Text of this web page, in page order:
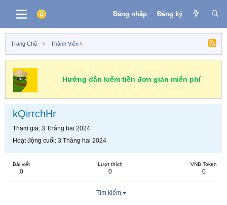
Đăng nhập Đăng ký
Trang Chủ Thành Viên
Hướng dẫn kiếm tiền đơn giản miễn phí
kQirrchHr
Tham gia 3 Tháng hai 2024
Hoạt động cuối 3 Tháng hai 2024
Bài viết
0
Lượt thích
0
VNB Token
0
Tìm kiếm